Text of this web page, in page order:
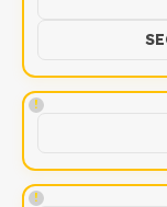
!
!